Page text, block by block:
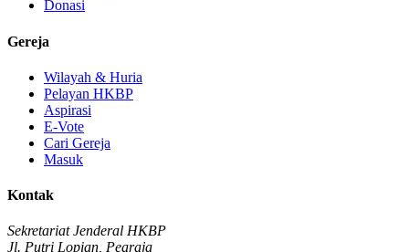
Donasi
Gereja
Wilayah & Huria
Pelayan HKBP
Aspirasi
E-Vote
Cari Gereja
Masuk
Kontak
Sekretariat Jenderal HKBP
Jl. Putri Lopian, Pearaja